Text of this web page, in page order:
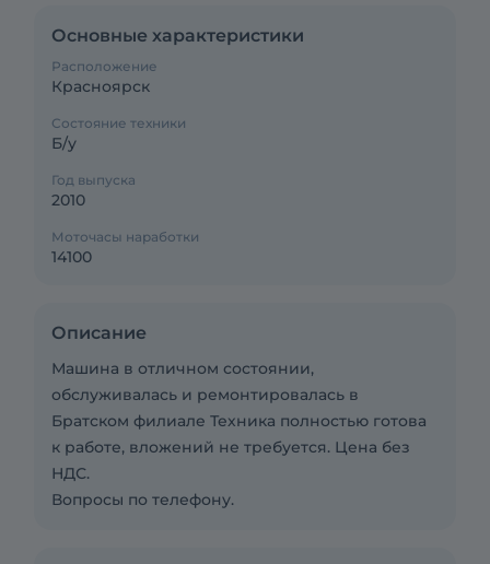
Основные характеристики
Расположение
Красноярск
Состояние техники
Б/у
Год выпуска
2010
Моточасы наработки
14100
Описание
Машина в отличном состоянии,
обслуживалась и ремонтировалась в
Братском филиале Техника полностью готова
к работе, вложений не требуется. Цена без
НДС.
Вопросы по телефону.